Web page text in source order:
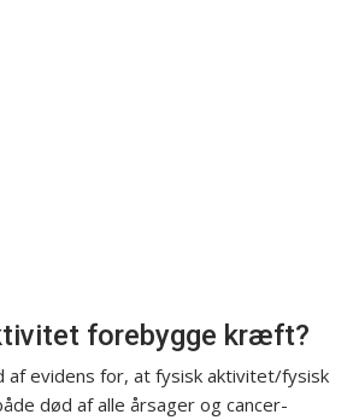
forebygge kræft?
af evidens for, at fysisk aktivitet/fysisk
død af alle årsager og cancer-